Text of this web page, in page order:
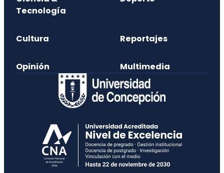
Tecnología
Cultura Reportajes
Opinión Multimedia